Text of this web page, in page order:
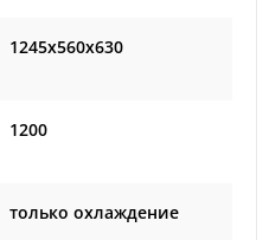
1245x560x630
1200
только охлаждение